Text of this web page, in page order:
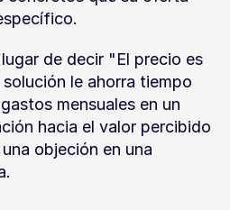
de decir "El precio es
le ahorra tiempo
mensuales en un
hacia el valor percibido
objeción en una